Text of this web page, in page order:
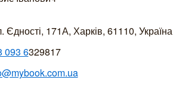
Єдності, 171А, Харків, 61110, Україна
093 6329817